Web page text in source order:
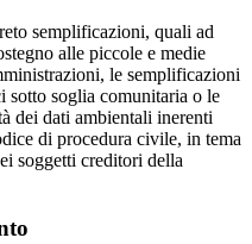
semplificazioni, quali ad
alle piccole e medie
le semplificazioni
sotto soglia comunitaria o le
dei dati ambientali inerenti
di procedura civile, in tema
soggetti creditori della